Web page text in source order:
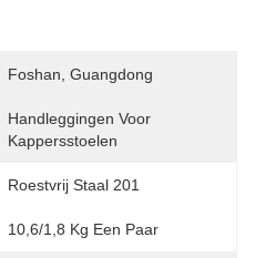
Foshan, Guangdong
Handleggingen Voor
Kappersstoelen
Roestvrij Staal 201
10,6/1,8 Kg Een Paar